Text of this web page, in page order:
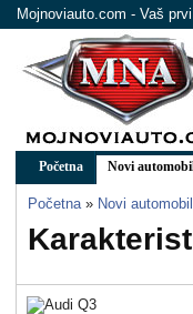
Mojnoviauto.com - Vaš
Početna Novi
Početna » Novi